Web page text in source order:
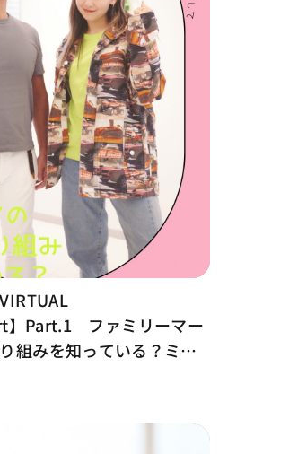
Part.1 ファミリーマー
組みを知っている？ミラ
長・細見さんにインタビ